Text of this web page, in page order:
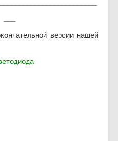
версии нашей